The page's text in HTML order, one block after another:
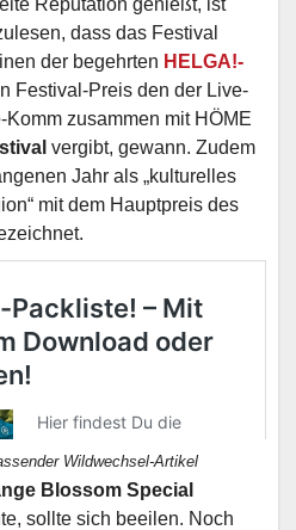
dass das Festival
der begehrten HELGA!-
Festival-Preis den der Live-
zusammen mit HÖME
vergibt, gewann. Zudem
Jahr als „kulturelles
mit dem Hauptpreis des
Wildwechsel-Artikel
Blossom Special
sollte sich beeilen. Noch